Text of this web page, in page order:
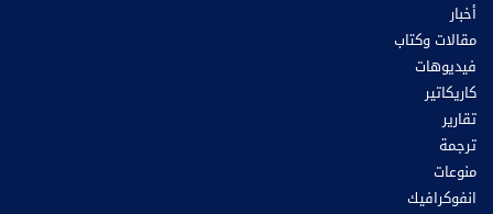
أخبار
مقالات وكتاب
فيديوهات
كاريكاتير
تقارير
ترجمة
منوعات
انفوكرافيك